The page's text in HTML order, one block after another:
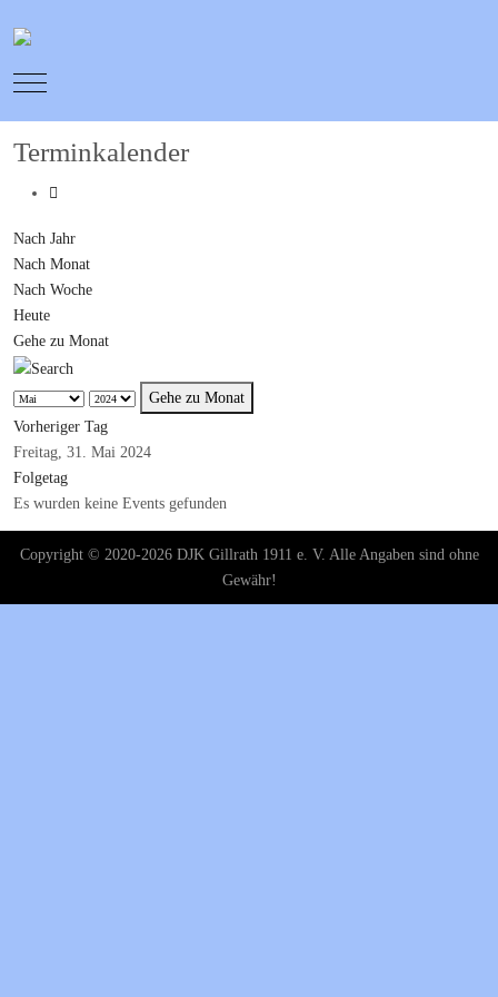
Mobile Menu Toggle
Terminkalender
Nach Jahr
Nach Monat
Nach Woche
Heute
Gehe zu Monat
Gehe zu Monat
Vorheriger Tag
Freitag, 31. Mai 2024
Folgetag
Es wurden keine Events gefunden
Copyright © 2020-2026 DJK Gillrath 1911 e. V. Alle Angaben sind ohne
Gewähr!